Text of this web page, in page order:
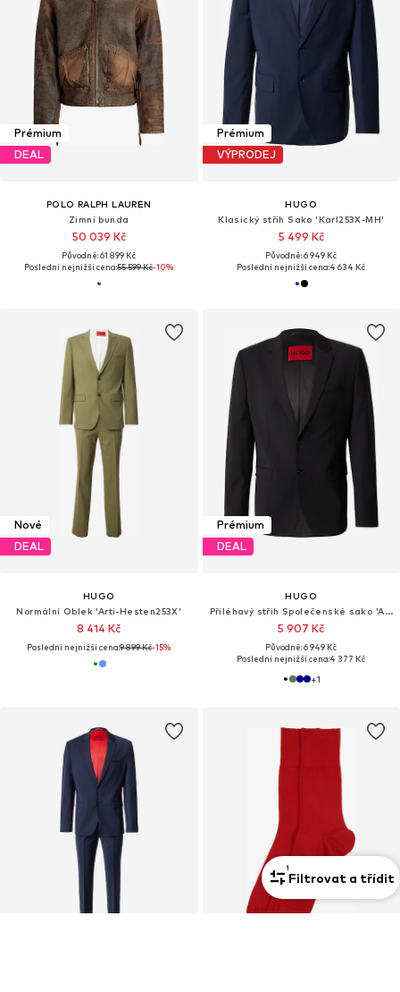
Prémium
DEAL
POLO RALPH LAUREN
Zimní bunda
50 039 Kč
Původně: 61 899 Kč
Poslední nejnižší cena:55 599 Kč-10%
Prémium
VÝPRODEJ
HUGO
Klasický střih Sako 'Karl253X-MH'
5 499 Kč
Původně: 6 949 Kč
Poslední nejnižší cena:4 634 Kč
Nové
DEAL
HUGO
Normální Oblek 'Arti-Hesten253X'
8 414 Kč
Poslední nejnižší cena:9 899 Kč-15%
Prémium
DEAL
HUGO
Přiléhavý střih Společenské sako 'Arti253X-MH'
5 907 Kč
Původně: 6 949 Kč
Poslední nejnižší cena:4 377 Kč
+1
1
Filtrovat a třídit